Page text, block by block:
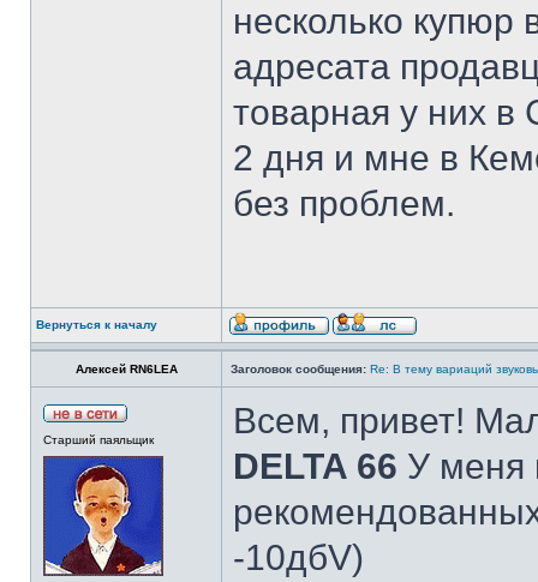
несколько купюр
адресата
товарная у них в
2 дня и мне в
без проблем.
Вернуться к началу
Алексей RN6LEA Заголовок сообщения: Re: В тему вариаций
Старший паяльщик
Всем, привет!
DELTA 66 У меня
-10дбV)